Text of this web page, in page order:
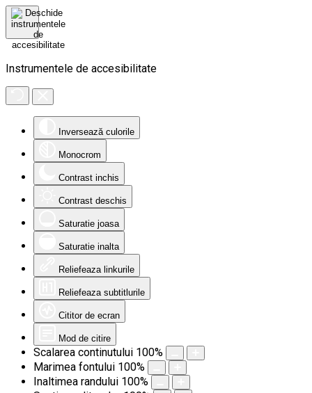
Instrumentele de accesibilitate
Inversează culorile
Monocrom
Contrast inchis
Contrast deschis
Saturatie joasa
Saturatie inalta
Reliefeaza linkurile
Reliefeaza subtitlurile
Cititor de ecran
Mod de citire
Scalarea continutului 100%
Marimea fontului 100%
Inaltimea randului 100%